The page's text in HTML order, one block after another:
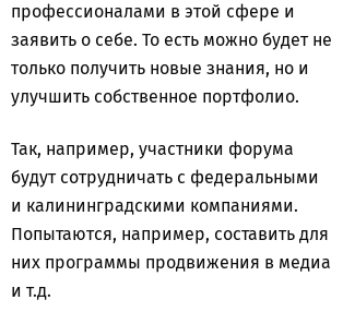
профессионалами в этой сфере и
заявить о себе. То есть можно будет не
только получить новые знания, но и
улучшить собственное портфолио.
Так, например, участники форума
будут сотрудничать с федеральными
и калининградскими компаниями.
Попытаются, например, составить для
них программы продвижения в медиа
и т.д.